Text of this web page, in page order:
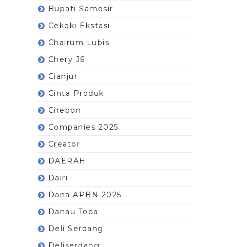
Bupati Samosir
Cekoki Ekstasi
Chairum Lubis
Chery J6
Cianjur
Cinta Produk
Cirebon
Companies 2025
Creator
DAERAH
Dairi
Dana APBN 2025
Danau Toba
Deli Serdang